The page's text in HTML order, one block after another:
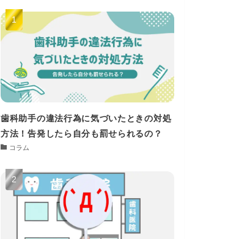
歯科助手の違法行為に気づいたときの対処
方法！告発したら自分も罰せられるの？
コラム